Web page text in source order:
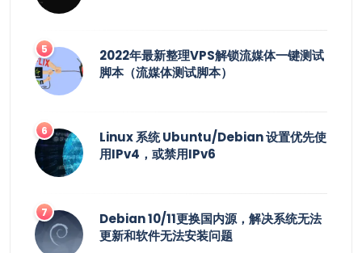
2022年最新整理VPS解锁流媒体一键测试
脚本（流媒体测试脚本）
Linux 系统 Ubuntu/Debian 设置优先使
用IPv4，或禁用IPv6
Debian 10/11更换国内源，解决系统无法
更新和软件无法安装问题